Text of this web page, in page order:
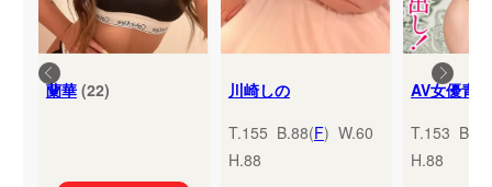
蘭華(22)
川崎しの
T.155 B.88(F) W.60
H.88
T.153
H.88